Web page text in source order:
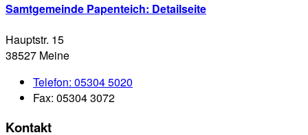
Samtgemeinde Papenteich: Detailseite
Hauptstr. 15
38527 Meine
Telefon: 05304 5020
Fax: 05304 3072
Kontakt